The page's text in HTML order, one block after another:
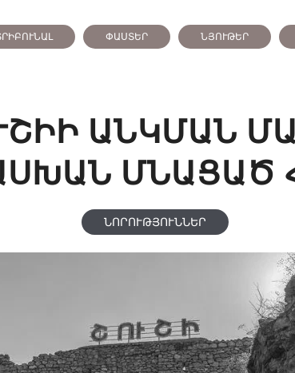
ՓԱՍՏԵՐ ՆՅՈՒԹԵՐ
ԱՆԿՄԱՆ
ՄՆԱՑԱԾ
ՆՈՐՈՒԹՅՈՒՆՆԵՐ